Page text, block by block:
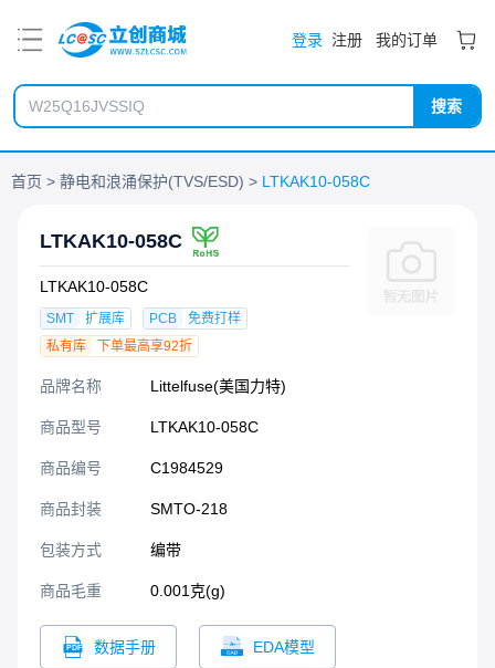
登录 注册 我的订单
搜索
首页 静电和浪涌保护(TVS/ESD) LTKAK10-058C
LTKAK10-058C
LTKAK10-058C
SMT 扩展库 PCB
免费打样
私有库
下单最高享92折
品牌名称 Littelfuse(美国力特)
商品型号 LTKAK10-058C
商品编号 C1984529
商品封装 SMTO-218​
包装方式 编带
商品毛重 0.001克(g)
数据手册 EDA模型